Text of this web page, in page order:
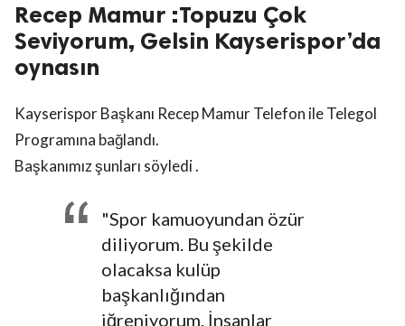
Recep Mamur :Topuzu Çok
Seviyorum, Gelsin Kayserispor’da
oynasın
Kayserispor Başkanı Recep Mamur Telefon ile Telegol
Programına bağlandı.
Başkanımız şunları söyledi .
"Spor kamuoyundan özür
diliyorum. Bu şekilde
olacaksa kulüp
başkanlığından
iğreniyorum. İnsanlar